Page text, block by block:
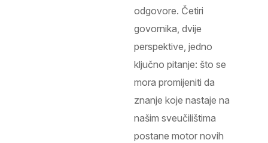
odgovore. Četiri
govornika, dvije
perspektive, jedno
ključno pitanje: što se
mora promijeniti da
znanje koje nastaje na
našim sveučilištima
postane motor novih